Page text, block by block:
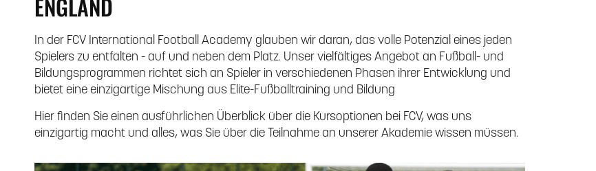
NGLAND
In der FCV International Football Academy glauben wir daran, das volle Potenzial eines jeden
Spielers zu entfalten - auf und neben dem Platz. Unser vielfältiges Angebot an Fußball- und
Bildungsprogrammen richtet sich an Spieler in verschiedenen Phasen ihrer Entwicklung und
bietet eine einzigartige Mischung aus Elite-Fußballtraining und Bildung
Hier finden Sie einen ausführlichen Überblick über die Kursoptionen bei FCV, was uns
einzigartig macht und alles, was Sie über die Teilnahme an unserer Akademie wissen müssen.